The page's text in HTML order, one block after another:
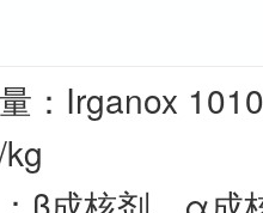
：Irganox